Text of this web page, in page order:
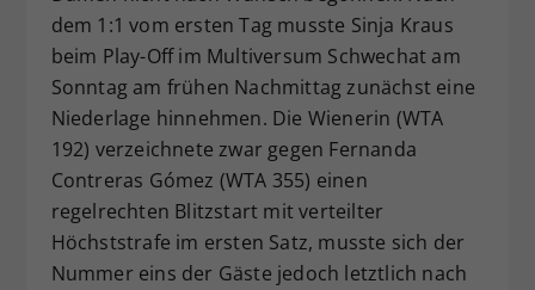
dem 1:1 vom ersten Tag musste Sinja Kraus
beim Play-Off im Multiversum Schwechat am
Sonntag am frühen Nachmittag zunächst eine
Niederlage hinnehmen. Die Wienerin (WTA
192) verzeichnete zwar gegen Fernanda
Contreras Gómez (WTA 355) einen
regelrechten Blitzstart mit verteilter
Höchststrafe im ersten Satz, musste sich der
Nummer eins der Gäste jedoch letztlich nach
Zweck
Dieser Wert speichert Ihre Consent-
Einstellungen. Unter anderem eine
zufällig generierte ID, für die
historische Speicherung Ihrer
vorgenommen Einstellungen, falls der
Webseiten-Betreiber dies eingestellt
hat.